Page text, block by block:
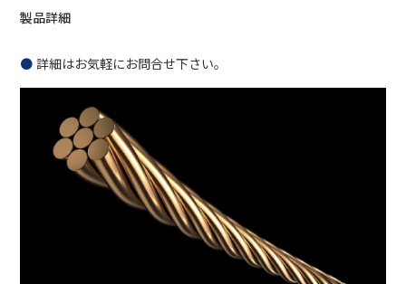
製品詳細
詳細はお気軽にお問合せ下さい。